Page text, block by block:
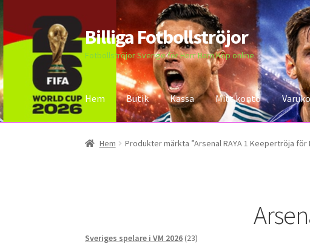
Hoppa
till
navigering
Hoppa
till
innehåll
Billiga Fotbollströjor
Fotbollströjor Sverige för Herr Barn Köp online
Hem Butik Kassa Mitt konto
Hem Bloggar Butik Kassa Kontakta oss Mitt konto
Hem Produkter märkta ”Arsenal RAYA 1 Keepertröja för
Sveriges spelare i VM 2026 2323